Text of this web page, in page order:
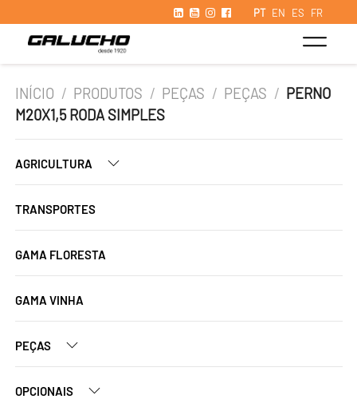
PT EN ES FR
INÍCIO / PRODUTOS / PEÇAS / PEÇAS / PERNO
M20X1,5 RODA SIMPLES
AGRICULTURA
TRANSPORTES
GAMA FLORESTA
GAMA VINHA
PEÇAS
OPCIONAIS